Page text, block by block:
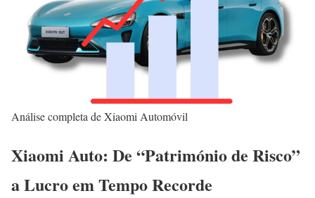
Análise completa de Xiaomi Automóvil
Xiaomi Auto: De “Património de Risco”
a Lucro em Tempo Recorde